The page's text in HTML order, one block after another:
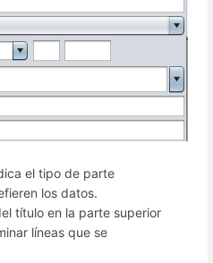
el tipo de parte
los datos.
título en la parte superior
líneas que se